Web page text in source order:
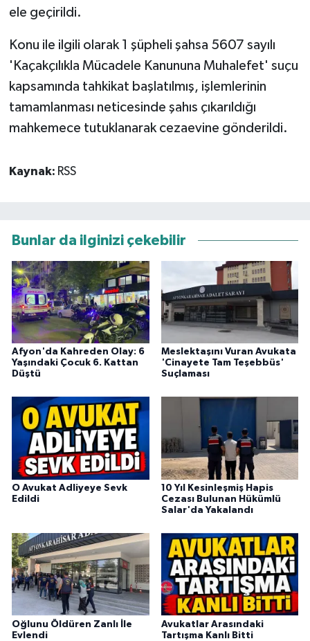
ele geçirildi.
Konu ile ilgili olarak 1 şüpheli şahsa 5607 sayılı
'Kaçakçılıkla Mücadele Kanununa Muhalefet' suçu
kapsamında tahkikat başlatılmış, işlemlerinin
tamamlanması neticesinde şahıs çıkarıldığı
mahkemece tutuklanarak cezaevine gönderildi.
Kaynak: RSS
Bunlar da ilginizi çekebilir
Afyon'da Kahreden Olay: 6
Yaşındaki Çocuk 6. Kattan
Düştü
Meslektaşını Vuran Avukata
'Cinayete Tam Teşebbüs'
Suçlaması
O Avukat Adliyeye Sevk
Edildi
10 Yıl Kesinleşmiş Hapis
Cezası Bulunan Hükümlü
Salar'da Yakalandı
Oğlunu Öldüren Zanlı İle
Evlendi
Avukatlar Arasındaki
Tartışma Kanlı Bitti